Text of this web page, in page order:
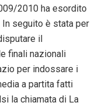
2010 ha esordito
In seguito è stata per
il
finali nazionali
per indossare i
a partita fatti
la chiamata di La